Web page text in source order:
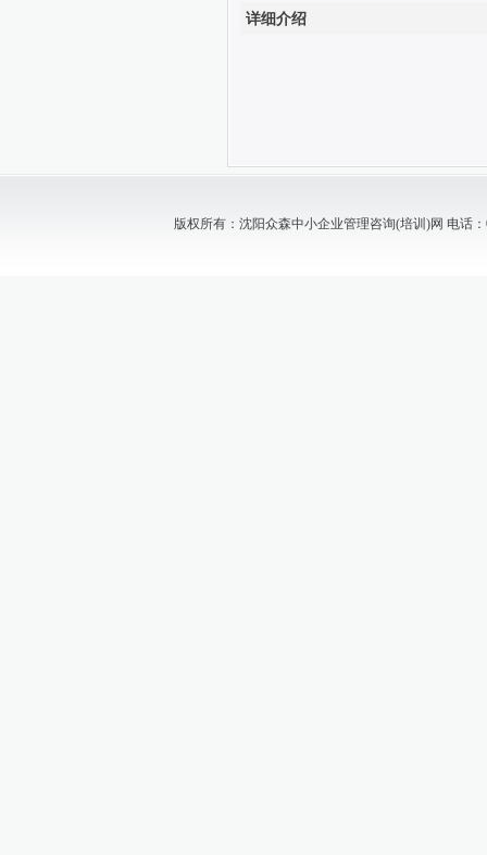
详细介绍
版权所有：沈阳众森中小企业管理咨询(培训)网 电话：